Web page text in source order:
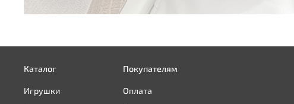
Каталог
Игрушки
Покупателям
Оплата